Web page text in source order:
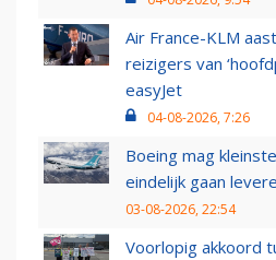
Air France-KLM
reizigers van
easyJet
04-08-2026, 7:26
Boeing mag
eindelijk gaan
03-08-2026, 22:54
Voorlopig akkoord